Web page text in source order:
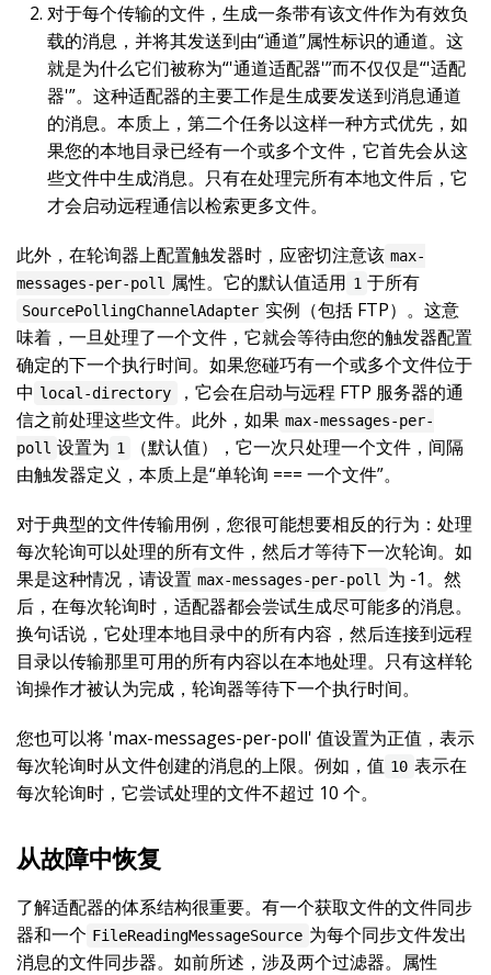
对于每个传输的文件，生成一条带有该文件作为有效负
载的消息，并将其发送到由“通道”属性标识的通道。这
就是为什么它们被称为“'通道适配器'”而不仅仅是“'适配
器'”。这种适配器的主要工作是生成要发送到消息通道
的消息。本质上，第二个任务以这样一种方式优先，如
果您的本地目录已经有一个或多个文件，它首先会从这
些文件中生成消息。只有在处理完所有本地文件后，它
才会启动远程通信以检索更多文件。
此外，在轮询器上配置触发器时，应密切注意该 max-
messages-per-poll
属性。它的默认值适用 1 于所有
SourcePollingChannelAdapter 实例（包括 FTP）。这意
味着，一旦处理了一个文件，它就会等待由您的触发器配置
确定的下一个执行时间。如果您碰巧有一个或多个文件位于
中 local-directory
，它会在启动与远程 FTP 服务器的通
信之前处理这些文件。此外，如果 max-messages-per-
poll 设置为 1
（默认值），它一次只处理一个文件，间隔
由触发器定义，本质上是“单轮询 === 一个文件”。
对于典型的文件传输用例，您很可能想要相反的行为：处理
每次轮询可以处理的所有文件，然后才等待下一次轮询。如
果是这种情况，请设置 max-messages-per-poll
为 -1。然
后，在每次轮询时，适配器都会尝试生成尽可能多的消息。
换句话说，它处理本地目录中的所有内容，然后连接到远程
目录以传输那里可用的所有内容以在本地处理。只有这样轮
询操作才被认为完成，轮询器等待下一个执行时间。
您也可以将 'max-messages-per-poll' 值设置为正值，表示
每次轮询时从文件创建的消息的上限。例如，值 10 表示在
每次轮询时，它尝试处理的文件不超过 10 个。
从故障中恢复
了解适配器的体系结构很重要。有一个获取文件的文件同步
器和一个 FileReadingMessageSource 为每个同步文件发出
消息的文件同步器。如前所述，涉及两个过滤器。属性